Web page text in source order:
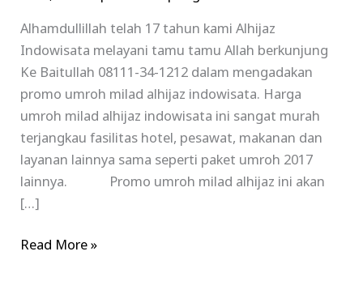
Alhamdullillah telah 17 tahun kami Alhijaz
Indowisata melayani tamu tamu Allah berkunjung
Ke Baitullah 08111-34-1212 dalam mengadakan
promo umroh milad alhijaz indowisata. Harga
umroh milad alhijaz indowisata ini sangat murah
terjangkau fasilitas hotel, pesawat, makanan dan
layanan lainnya sama seperti paket umroh 2017
lainnya. Promo umroh milad alhijaz ini akan
[…]
Read More »